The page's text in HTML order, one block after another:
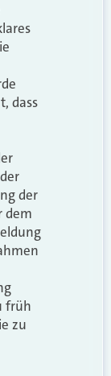
dass
der
dem
früh
zu